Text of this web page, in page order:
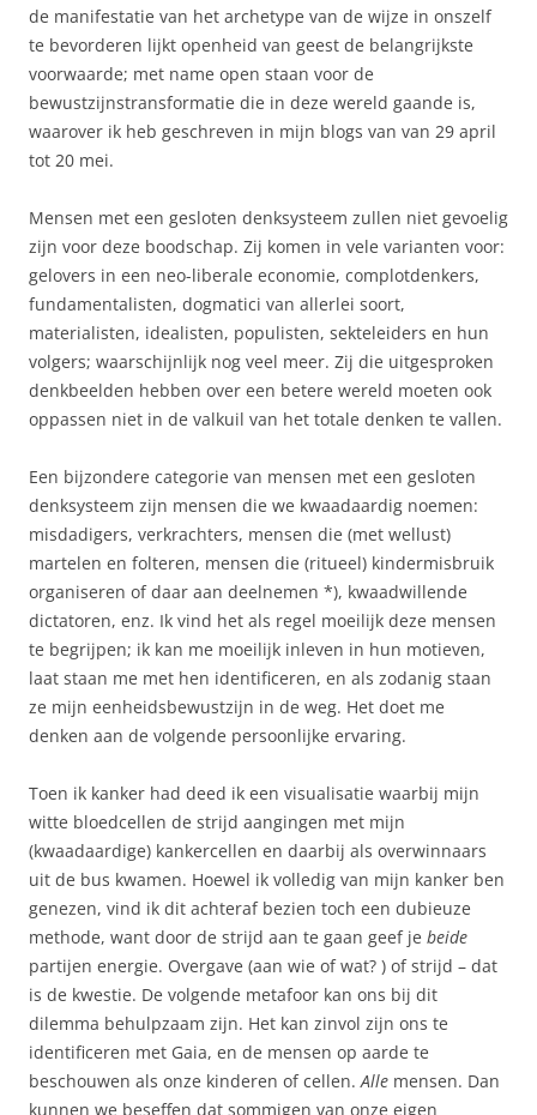
de manifestatie van het archetype van de wijze in onszelf
te bevorderen lijkt openheid van geest de belangrijkste
voorwaarde; met name open staan voor de
bewustzijnstransformatie die in deze wereld gaande is,
waarover ik heb geschreven in mijn blogs van van 29 april
tot 20 mei.
Mensen met een gesloten denksysteem zullen niet gevoelig
zijn voor deze boodschap. Zij komen in vele varianten voor:
gelovers in een neo-liberale economie, complotdenkers,
fundamentalisten, dogmatici van allerlei soort,
materialisten, idealisten, populisten, sekteleiders en hun
volgers; waarschijnlijk nog veel meer. Zij die uitgesproken
denkbeelden hebben over een betere wereld moeten ook
oppassen niet in de valkuil van het totale denken te vallen.
Een bijzondere categorie van mensen met een gesloten
denksysteem zijn mensen die we kwaadaardig noemen:
misdadigers, verkrachters, mensen die (met wellust)
martelen en folteren, mensen die (ritueel) kindermisbruik
organiseren of daar aan deelnemen *), kwaadwillende
dictatoren, enz. Ik vind het als regel moeilijk deze mensen
te begrijpen; ik kan me moeilijk inleven in hun motieven,
laat staan me met hen identificeren, en als zodanig staan
ze mijn eenheidsbewustzijn in de weg. Het doet me
denken aan de volgende persoonlijke ervaring.
Toen ik kanker had deed ik een visualisatie waarbij mijn
witte bloedcellen de strijd aangingen met mijn
(kwaadaardige) kankercellen en daarbij als overwinnaars
uit de bus kwamen. Hoewel ik volledig van mijn kanker ben
genezen, vind ik dit achteraf bezien toch een dubieuze
methode, want door de strijd aan te gaan geef je beide
partijen energie. Overgave (aan wie of wat? ) of strijd – dat
is de kwestie. De volgende metafoor kan ons bij dit
dilemma behulpzaam zijn. Het kan zinvol zijn ons te
identificeren met Gaia, en de mensen op aarde te
beschouwen als onze kinderen of cellen.Alle mensen. Dan
kunnen we beseffen dat sommigen van onze eigen